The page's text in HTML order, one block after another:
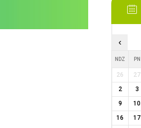
‹
NDZ PN
26 27
2
3
9
10
16
17